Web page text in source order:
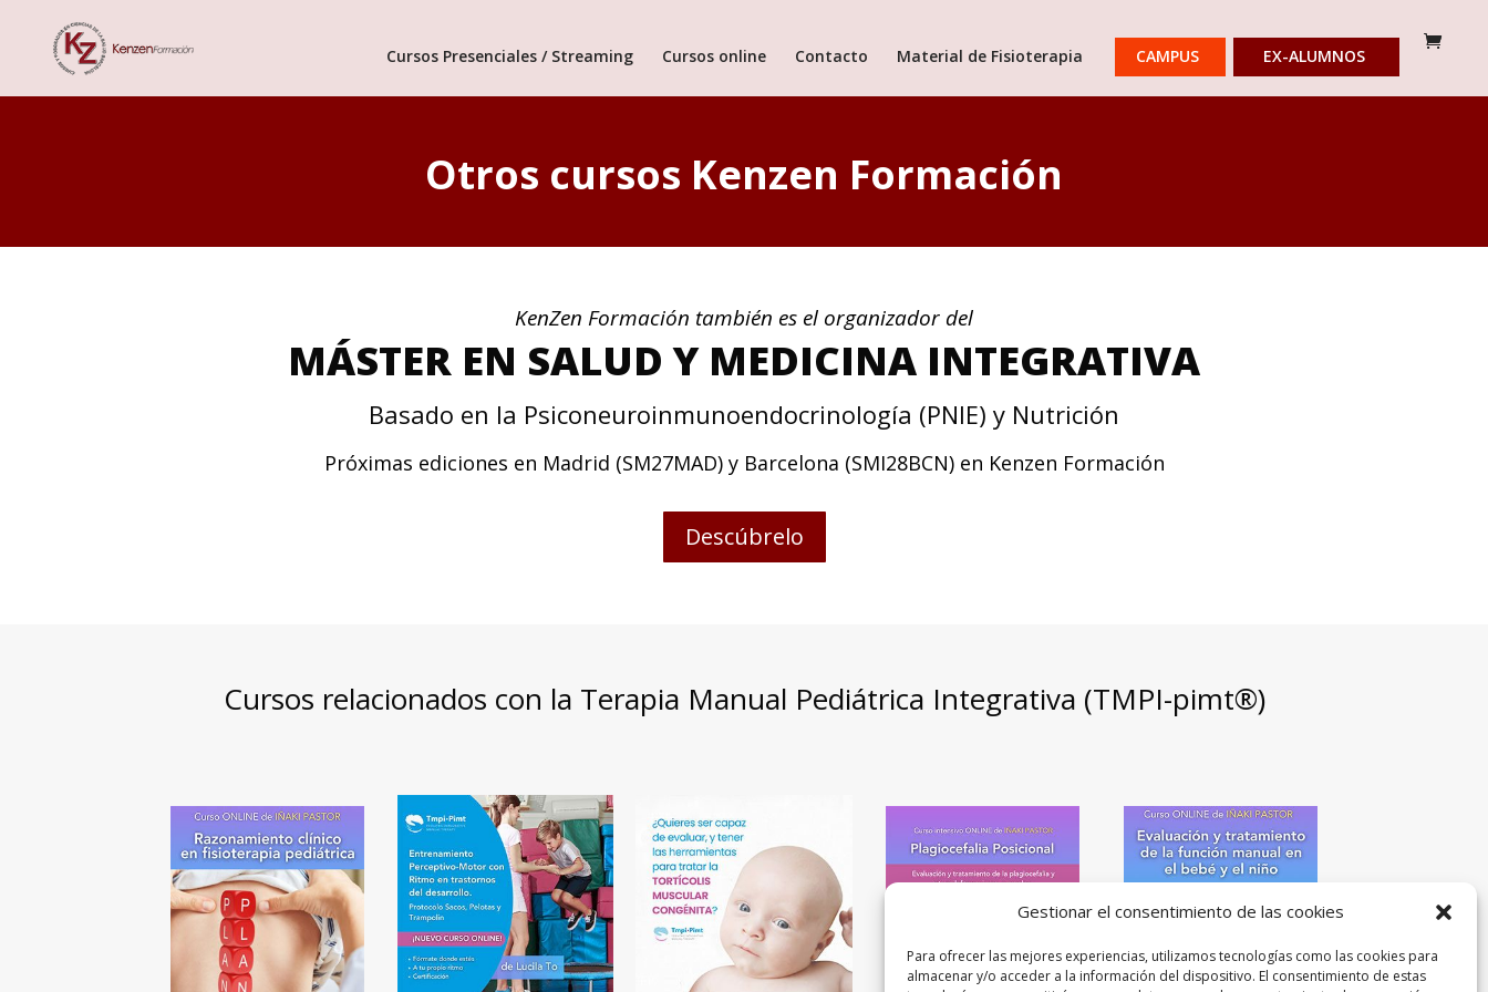
Gestionar el consentimiento de las cookies
Para ofrecer las mejores experiencias, utilizamos tecnologías como las cookies para
almacenar y/o acceder a la información del dispositivo. El consentimiento de estas
Cursos Presenciales / Streaming Cursos online Contacto Material de Fisioterapia CAMPUS EX-ALUMNOS
Otros cursos Kenzen Formación
KenZen Formación también es el organizador del
MÁSTER EN SALUD Y MEDICINA INTEGRATIVA
Basado en la Psiconeuroinmunoendocrinología (PNIE) y Nutrición
Próximas ediciones en Madrid (SM27MAD) y Barcelona (SMI28BCN) en Kenzen Formación
Descúbrelo
Cursos relacionados con la Terapia Manual Pediátrica Integrativa (TMPI-pimt®)